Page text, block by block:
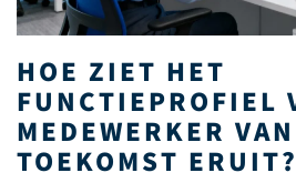
HOE ZIET HET
FUNCTIEPROFIEL
MEDEWERKER
TOEKOMST ERUIT?